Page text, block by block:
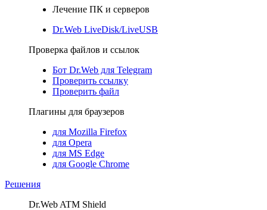
Лечение ПК и серверов
Dr.Web LiveDisk/LiveUSB
Проверка файлов и ссылок
Бот Dr.Web для Telegram
Проверить ссылку
Проверить файл
Плагины для браузеров
для Mozilla Firefox
для Opera
для MS Edge
для Google Chrome
Решения
Dr.Web ATM Shield